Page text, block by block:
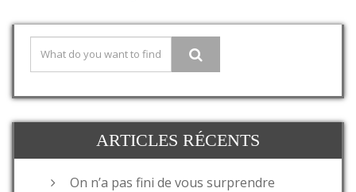
ARTICLES RÉCENTS
On n’a pas fini de vous surprendre